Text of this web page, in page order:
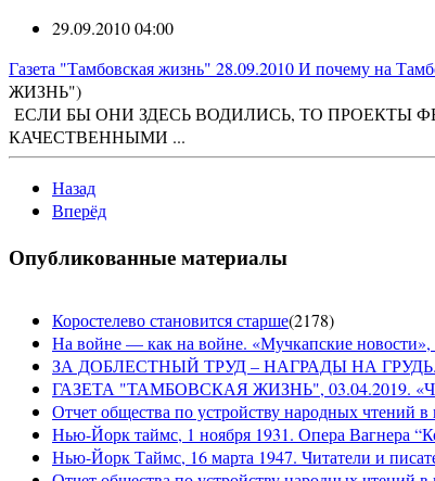
29.09.2010 04:00
Газета "Тамбовская жизнь" 28.09.2010 И почему на
ЖИЗНЬ")
ЕСЛИ БЫ ОНИ ЗДЕСЬ ВОДИЛИСЬ, ТО ПРОЕКТЫ
КАЧЕСТВЕННЫМИ ...
Назад
Вперёд
Опубликованные материалы
Коростелево становится старше(2178)
На войне — как на войне. «Мучкапские новости»,
ЗА ДОБЛЕСТНЫЙ ТРУД – НАГРАДЫ НА ГРУДЬ.
ГАЗЕТА "ТАМБОВСКАЯ ЖИЗНЬ", 03.04.2019.
Отчет общества по устройству народных чтений
Нью-Йорк таймс, 1 ноября 1931. Опера Вагнера
Нью-Йорк Таймс, 16 марта 1947. Читатели и